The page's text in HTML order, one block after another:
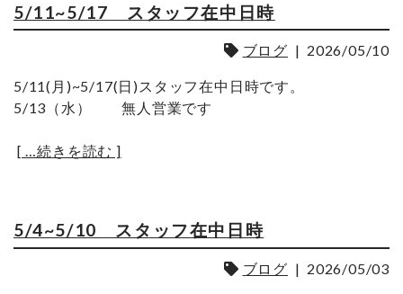
5/11~5/17 スタッフ在中日時
ブログ | 2026/05/10
5/11(月)~5/17(日)スタッフ在中日時です。
5/13（水） 無人営業です
[ …続きを読む ]
5/4~5/10 スタッフ在中日時
ブログ | 2026/05/03